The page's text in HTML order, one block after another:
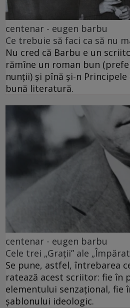
centenar - eugen barbu
Ce trebuie să faci ca să nu
Nu cred că Barbu e un
rămîne un roman bun
nunții) și pînă și-n
bună literatură.
centenar - eugen barbu
Cele trei „Grații” ale
Se pune, astfel, întrebarea
ratează acest scriitor: fie în
elementului senzațional, fie
șablonului ideologic.